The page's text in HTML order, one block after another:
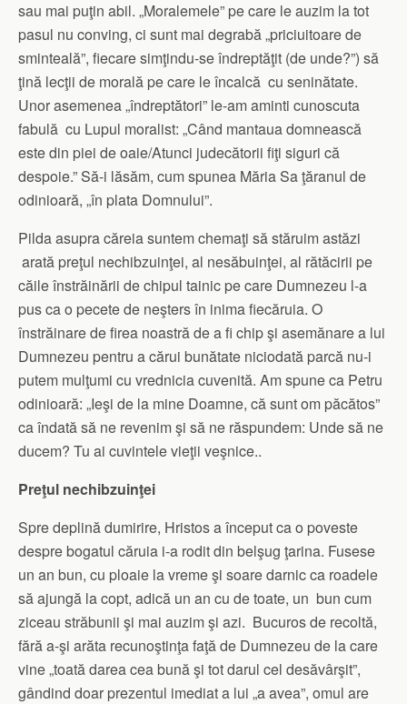
sau mai puţin abil. „Moralemele” pe care le auzim la tot
pasul nu conving, ci sunt mai degrabă „priciuitoare de
sminteală”, fiecare simţindu-se îndreptăţit (de unde?”) să
ţină lecţii de morală pe care le încalcă cu seninătate.
Unor asemenea „îndreptători” le-am aminti cunoscuta
fabulă cu Lupul moralist: „Când mantaua domnească
este din piei de oaie/Atunci judecătorii fiţi siguri că
despoie.” Să-i lăsăm, cum spunea Măria Sa ţăranul de
odinioară, „în plata Domnului”.
Pilda asupra căreia suntem chemaţi să stăruim astăzi
arată preţul nechibzuinţei, al nesăbuinţei, al rătăcirii pe
căile înstrăinării de chipul tainic pe care Dumnezeu l-a
pus ca o pecete de neşters în inima fiecăruia. O
înstrăinare de firea noastră de a fi chip şi asemănare a lui
Dumnezeu pentru a cărui bunătate niciodată parcă nu-i
putem mulţumi cu vrednicia cuvenită. Am spune ca Petru
odinioară: „Ieşi de la mine Doamne, că sunt om păcătos”
ca îndată să ne revenim şi să ne răspundem: Unde să ne
ducem? Tu ai cuvintele vieţii veşnice..
Preţul nechibzuinţei
Spre deplină dumirire, Hristos a început ca o poveste
despre bogatul căruia i-a rodit din belşug ţarina. Fusese
un an bun, cu ploaie la vreme şi soare darnic ca roadele
să ajungă la copt, adică un an cu de toate, un bun cum
ziceau străbunii şi mai auzim şi azi. Bucuros de recoltă,
fără a-şi arăta recunoştinţa faţă de Dumnezeu de la care
vine „toată darea cea bună şi tot darul cel desăvârşit”,
gândind doar prezentul imediat a lui „a avea”, omul are